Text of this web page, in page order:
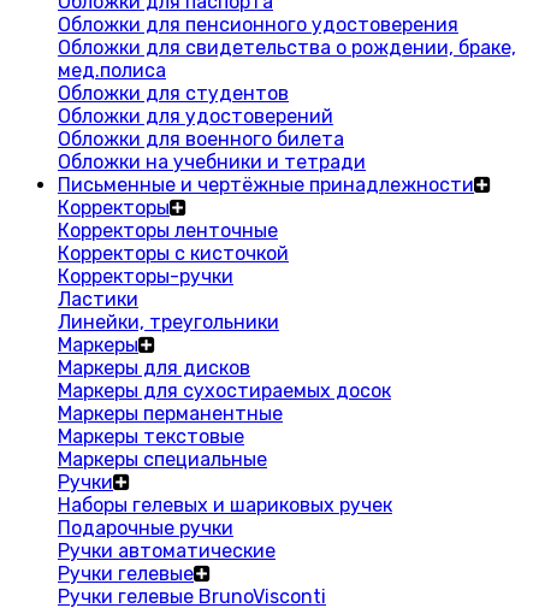
Обложки для пенсионного удостоверения
Обложки для свидетельства о рождении, браке,
мед.полиса
Обложки для студентов
Обложки для удостоверений
Обложки для военного билета
Обложки на учебники и тетради
Письменные и чертёжные принадлежности
Корректоры
Корректоры ленточные
Корректоры с кисточкой
Корректоры-ручки
Ластики
Линейки, треугольники
Маркеры
Маркеры для дисков
Маркеры для сухостираемых досок
Маркеры перманентные
Маркеры текстовые
Маркеры специальные
Ручки
Наборы гелевых и шариковых ручек
Подарочные ручки
Ручки автоматические
Ручки гелевые
Ручки гелевые BrunoVisconti